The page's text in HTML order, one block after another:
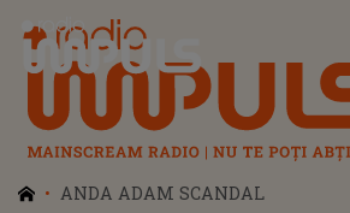
Radio Impuls
ANDA ADAM SCANDAL